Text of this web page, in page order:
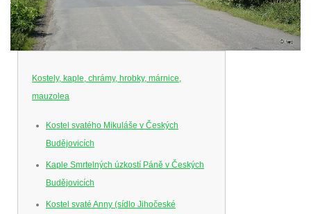
Kostely, kaple, chrámy, hrobky, márnice,
mauzolea
Kostel svatého Mikuláše v Českých
Budějovicích
Kaple Smrtelných úzkostí Páně v Českých
Budějovicích
Kostel svaté Anny (sídlo Jihočeské